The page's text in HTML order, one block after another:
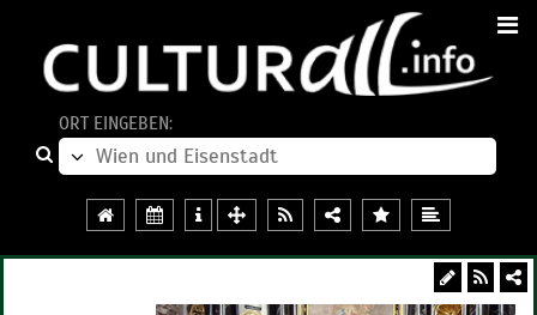
ORT EINGEBEN: